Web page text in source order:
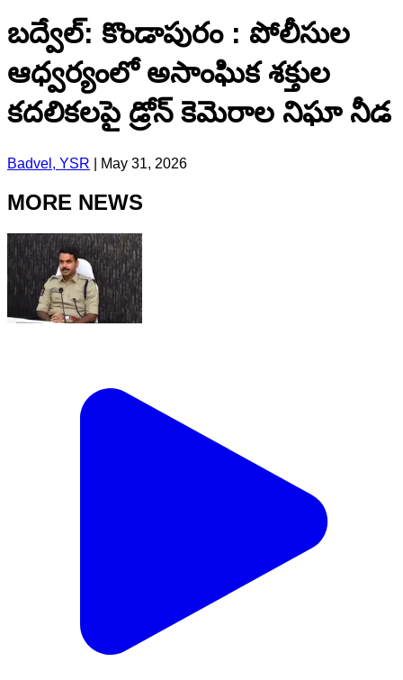
బద్వేల్: కొండాపురం : పోలీసుల
ఆధ్వర్యంలో అసాంఘిక శక్తుల
కదలికలపై డ్రోన్ కెమెరాల నిఘా నీడ
Badvel, YSR May 31, 2026
MORE NEWS